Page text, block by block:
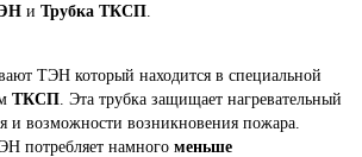
и Трубка ТКСП
ТЭН который находится в специальной
ТКСП . Эта трубка защищает нагревательный
и возможности возникновения пожара.
потребляет намного меньше